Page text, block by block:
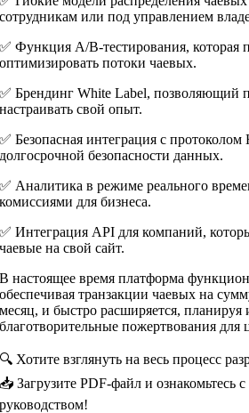
сотрудникам или под управлением
✅ Функция A/B-тестирования, которая
оптимизировать потоки чаевых.
✅ Брендинг White Label, позволяющий
настраивать свой опыт.
✅ Безопасная интеграция с протоколом
долгосрочной безопасности данных.
✅ Аналитика в режиме реального
комиссиями для бизнеса.
✅ Интеграция API для компаний,
чаевые на свой сайт.
В настоящее время платформа
обеспечивая транзакции чаевых на
месяц, и быстро расширяется, планируя
благотворительные пожертвования для
🔍 Хотите взглянуть на весь процесс
📥 Загрузите PDF-файл и ознакомьтесь
руководством!